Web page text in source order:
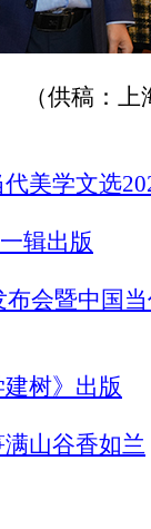
（供稿：
美学文选
辑出版
布会暨中国
树》出版
满山谷香如兰